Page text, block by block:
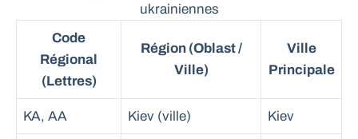
ukrainiennes
Code
Régional
(Lettres)
Région (Oblast /
Ville)
Ville
Principale
KA, AA Kiev (ville) Kiev